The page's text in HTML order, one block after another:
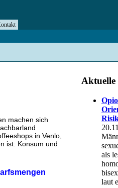
machen sich
in Venlo,
ist: Konsum und